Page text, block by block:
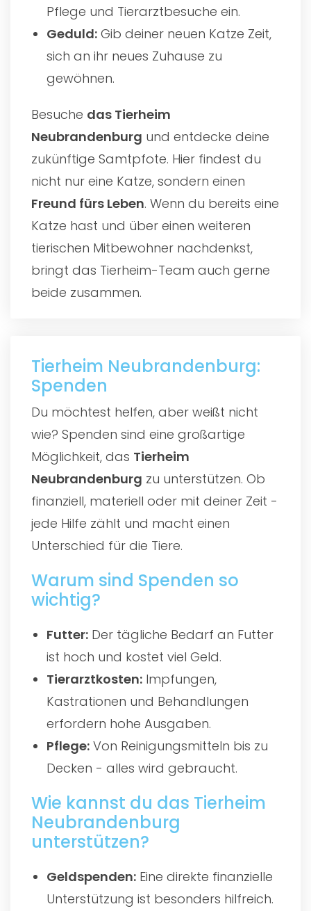
Pflege und Tierarztbesuche ein.
Geduld: Gib deiner neuen Katze Zeit,
sich an ihr neues Zuhause zu
gewöhnen.
Besuche das Tierheim
Neubrandenburg und entdecke deine
zukünftige Samtpfote. Hier findest du
nicht nur eine Katze, sondern einen
Freund fürs Leben. Wenn du bereits eine
Katze hast und über einen weiteren
tierischen Mitbewohner nachdenkst,
bringt das Tierheim-Team auch gerne
beide zusammen.
Tierheim Neubrandenburg:
Spenden
Du möchtest helfen, aber weißt nicht
wie? Spenden sind eine großartige
Möglichkeit, das Tierheim
Neubrandenburg zu unterstützen. Ob
finanziell, materiell oder mit deiner Zeit -
jede Hilfe zählt und macht einen
Unterschied für die Tiere.
Warum sind Spenden so
wichtig?
Futter: Der tägliche Bedarf an Futter
ist hoch und kostet viel Geld.
Tierarztkosten: Impfungen,
Kastrationen und Behandlungen
erfordern hohe Ausgaben.
Pflege: Von Reinigungsmitteln bis zu
Decken - alles wird gebraucht.
Wie kannst du das Tierheim
Neubrandenburg
unterstützen?
Geldspenden: Eine direkte finanzielle
Unterstützung ist besonders hilfreich.